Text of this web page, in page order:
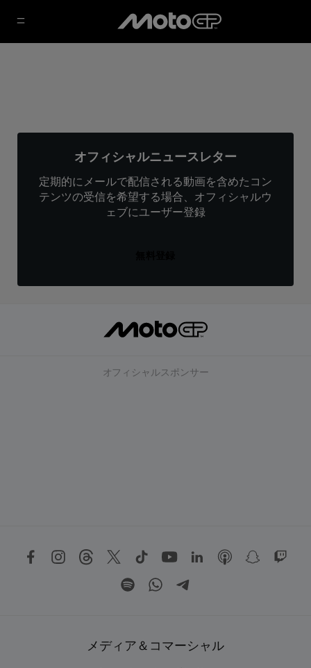
オフィシャルニュースレター
定期的にメールで配信される動画を含めたコン
テンツの受信を希望する場合、オフィシャルウ
ェブにユーザー登録
オフィシャルスポンサー
メディア＆コマーシャル